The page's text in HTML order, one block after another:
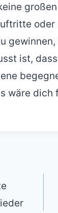
oder
ist,
wäre dich